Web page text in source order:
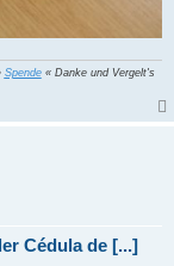
Spende« Danke und Vergelt's
Cédula de [...]